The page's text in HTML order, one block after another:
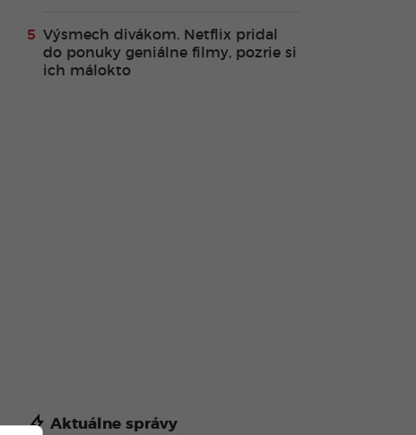
Výsmech divákom. Netflix pridal
do ponuky geniálne filmy, pozrie si
ich málokto
Aktuálne správy